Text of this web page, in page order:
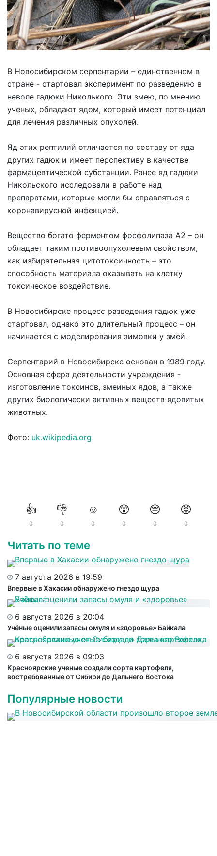
В Новосибирском серпентарии – единственном в
стране - стартовал эксперимент по разведению в
неволе гадюки Николького. Эти змею, по мнению
ученых, обладают ядом, который имеет потенциал
для лечения различных опухолей.
Яд этих рептилий отличается по составу от яда
других гадюк и имеет перспективу в качестве
фармацевтической субстанции. Ранее яд гадюки
Никольского исследовали в работе над
препаратами, которые могли бы справляться с
коронавирусной инфекцией.
Вещество богато ферментом фосфолипаза А2 – он
обладает таким противоопухолевым свойством,
как избирательная цитотоксичность – это
способность материала оказывать на клетку
токсическое воздействие.
В Новосибирске процесс разведения гадюк уже
стартовал, однако это длительный процесс – он
начинается с моделирования зимовки у змей.
Серпентарий в Новосибирске основан в 1989 году.
Основная сфера деятельности учреждения -
изготовление токсинов, змеиных ядов, а также
других биологически активных веществ ядовитых
животных.
Фото: uk.wikipedia.org
👍
0
👎
0
☺️
0
😲
0
😔
0
😡
0
Читать по теме
7 августа 2026 в 19:59
Впервые в Хакасии обнаружено гнездо щура
6 августа 2026 в 20:04
Учёные оценили запасы омуля и «здоровье» Байкала
6 августа 2026 в 09:03
Красноярские ученые создали сорта картофеля,
востребованные от Сибири до Дальнего Востока
Популярные новости